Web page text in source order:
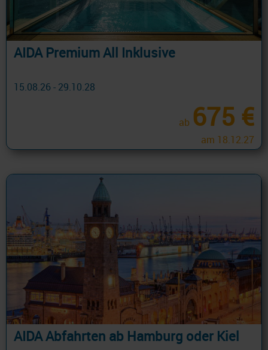
AIDA Premium All Inklusive
15.08.26 - 29.10.28
ab 675 €
am 18.12.27
AIDA Abfahrten ab Hamburg oder Kiel